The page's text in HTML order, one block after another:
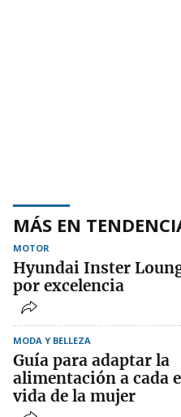
MÁS EN
MOTOR
Hyundai Inster
por excelencia
MODA Y BELLEZA
Guía para adaptar la
alimentación a cada
vida de la mujer